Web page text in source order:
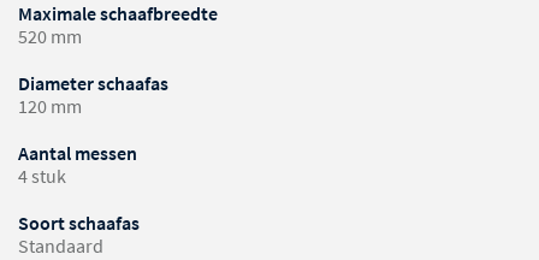
Maximale schaafbreedte
520 mm
Diameter schaafas
120 mm
Aantal messen
4 stuk
Soort schaafas
Standaard